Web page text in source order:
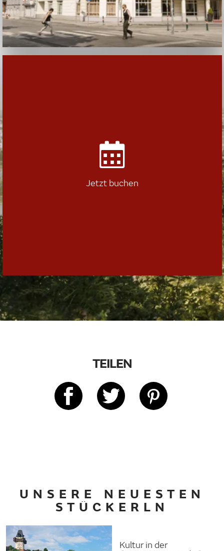
Jetzt buchen
TEILEN
UNSERE NEUESTEN
STÜCKERLN
Kultur in der